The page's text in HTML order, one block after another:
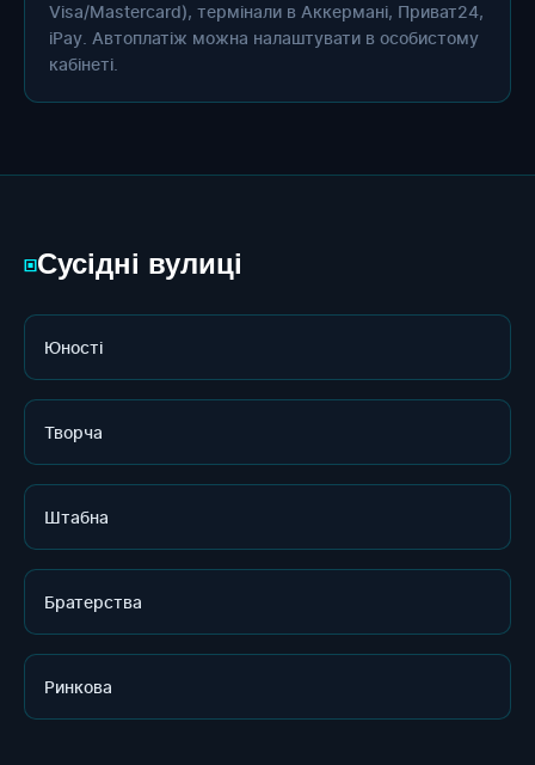
Visa/Mastercard), термінали в Аккермані, Приват24,
iPay. Автоплатіж можна налаштувати в особистому
кабінеті.
▣Сусідні вулиці
Юності
Творча
Штабна
Братерства
Ринкова